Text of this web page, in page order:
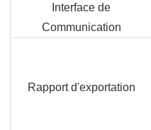
Interface de
Communication
Rapport d'exportation